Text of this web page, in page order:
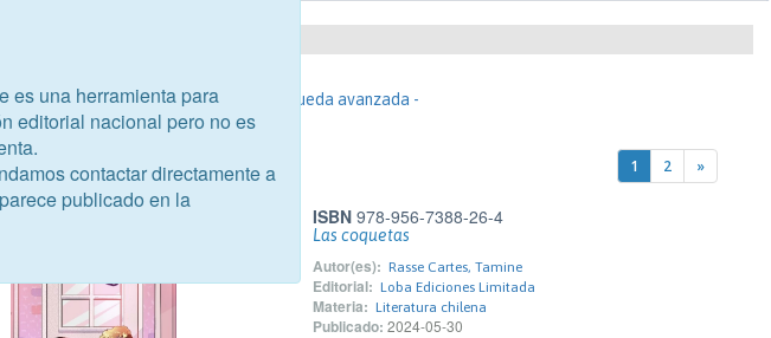
- Búsqueda avanzada -
1 2 »
ISBN 978-956-7388-26-4
Las coquetas
Autor(es): Rasse Cartes, Tamine
Editorial: Loba Ediciones Limitada
Materia: Literatura chilena
Publicado: 2024-05-30
es una herramienta para
editorial nacional pero no es
contactar directamente a
publicado en la